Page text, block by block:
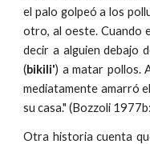
el palo golpeó a los
otro, al oeste. Cuando
decir a alguien debajo
(bikili') a matar pollos.
mediatamente amarró
su casa." (Bozzoli
Otra historia cuenta